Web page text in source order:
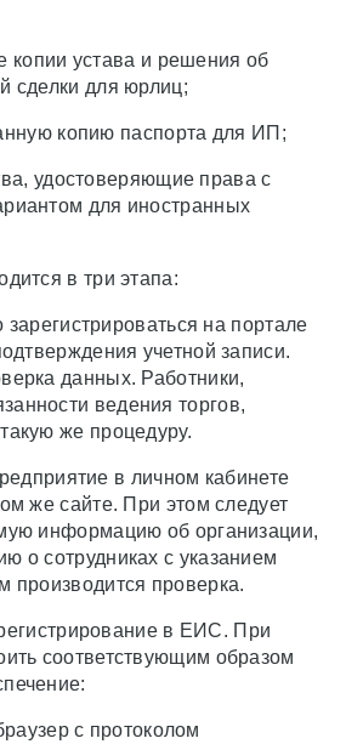
устава и решения об
сделки для юрлиц;
копию паспорта для ИП;
удостоверяющие права с
для иностранных
в три этапа:
на портале
учетной записи.
данных. Работники,
ведения торгов,
же процедуру.
в личном кабинете
же сайте. При этом следует
информацию об организации,
о сотрудниках с указанием
производится проверка.
в ЕИС. При
соответствующим образом
с протоколом